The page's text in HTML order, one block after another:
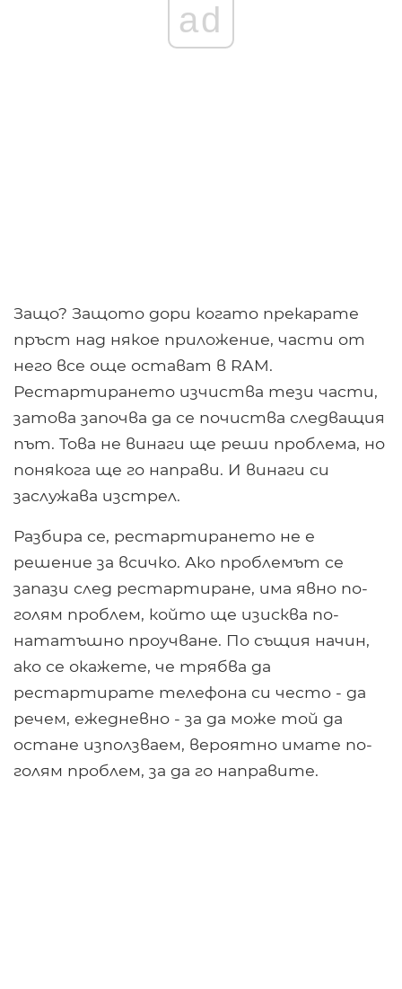
ad
Защо? Защото дори когато прекарате
пръст над някое приложение, части от
него все още остават в RAM.
Рестартирането изчиства тези части,
затова започва да се почиства следващия
път. Това не винаги ще реши проблема, но
понякога ще го направи. И винаги си
заслужава изстрел.
Разбира се, рестартирането не е
решение за всичко. Ако проблемът се
запази след рестартиране, има явно по-
голям проблем, който ще изисква по-
нататъшно проучване. По същия начин,
ако се окажете, че трябва да
рестартирате телефона си често - да
речем, ежедневно - за да може той да
остане използваем, вероятно имате по-
голям проблем, за да го направите.